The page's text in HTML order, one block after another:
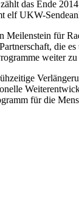
das Ende
UKW-
für
die
weiter
für die